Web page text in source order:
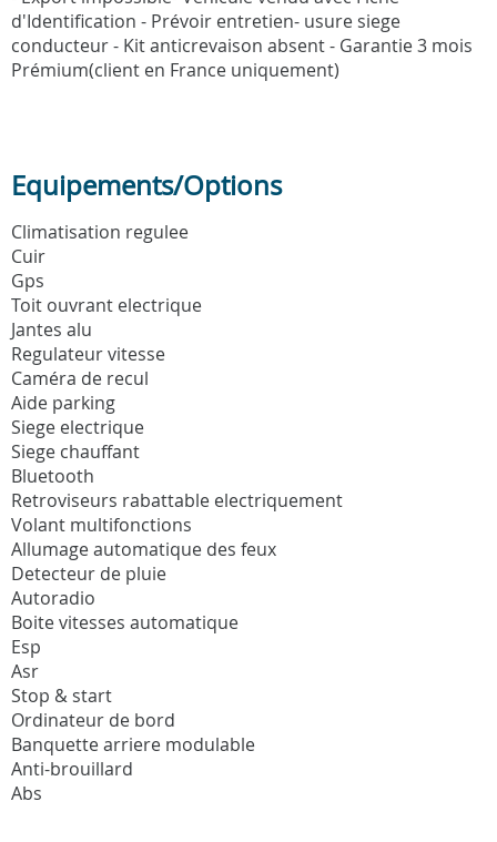
d'Identification - Prévoir entretien- usure siege
conducteur - Kit anticrevaison absent - Garantie 3 mois
Prémium(client en France uniquement)
Equipements/Options
Climatisation regulee
Cuir
Gps
Toit ouvrant electrique
Jantes alu
Regulateur vitesse
Caméra de recul
Aide parking
Siege electrique
Siege chauffant
Bluetooth
Retroviseurs rabattable electriquement
Volant multifonctions
Allumage automatique des feux
Detecteur de pluie
Autoradio
Boite vitesses automatique
Esp
Asr
Stop & start
Ordinateur de bord
Banquette arriere modulable
Anti-brouillard
Abs